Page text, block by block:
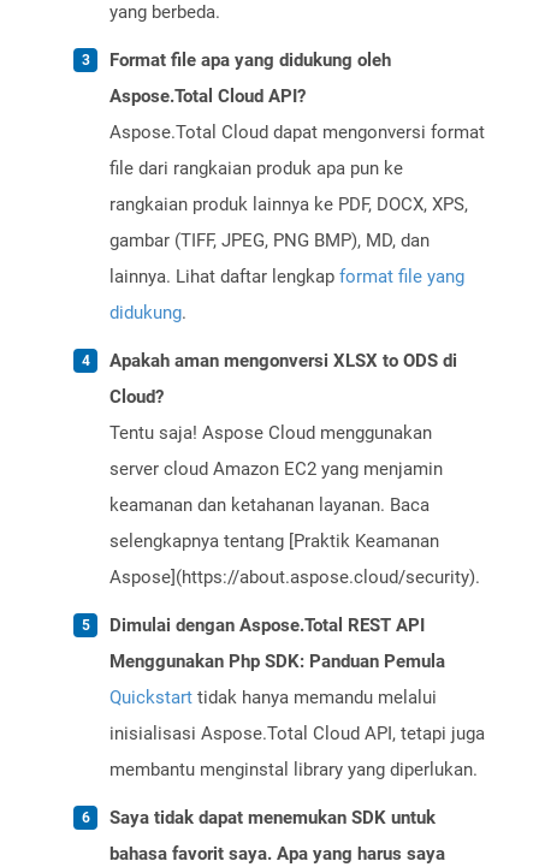
yang berbeda.
Format file apa yang didukung oleh
Aspose.Total Cloud API?
Aspose.Total Cloud dapat mengonversi format
file dari rangkaian produk apa pun ke
rangkaian produk lainnya ke PDF, DOCX, XPS,
gambar (TIFF, JPEG, PNG BMP), MD, dan
lainnya. Lihat daftar lengkap format file yang
didukung.
Apakah aman mengonversi XLSX to ODS di
Cloud?
Tentu saja! Aspose Cloud menggunakan
server cloud Amazon EC2 yang menjamin
keamanan dan ketahanan layanan. Baca
selengkapnya tentang [Praktik Keamanan
Aspose](https://about.aspose.cloud/security).
Dimulai dengan Aspose.Total REST API
Menggunakan Php SDK: Panduan Pemula
Quickstart tidak hanya memandu melalui
inisialisasi Aspose.Total Cloud API, tetapi juga
membantu menginstal library yang diperlukan.
Saya tidak dapat menemukan SDK untuk
bahasa favorit saya. Apa yang harus saya